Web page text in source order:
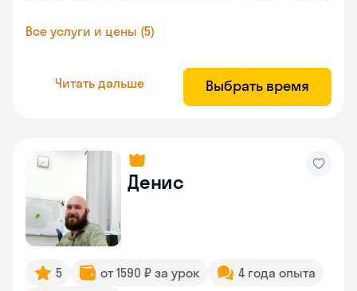
Все услуги и цены (5)
Читать дальше Выбрать время
Денис
5 от 1590 ₽ за урок
4 года опыта